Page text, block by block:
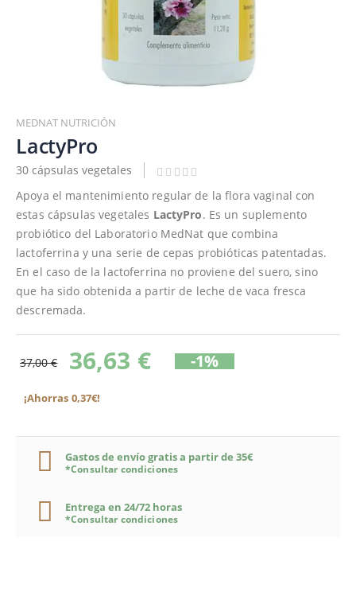
al
comienzo
de
la
galería
de
imágenes
MEDNAT NUTRICIÓN
LactyPro
30 cápsulas vegetales
Apoya el mantenimiento regular de la flora vaginal con
estas cápsulas vegetales LactyPro. Es un suplemento
probiótico del Laboratorio MedNat que combina
lactoferrina y una serie de cepas probióticas patentadas.
En el caso de la lactoferrina no proviene del suero, sino
que ha sido obtenida a partir de leche de vaca fresca
descremada.
37,00 € 36,63 € -1%
¡Ahorras 0,37€!
Gastos de envío gratis a partir de 35€
*Consultar condiciones
Entrega en 24/72 horas
*Consultar condiciones